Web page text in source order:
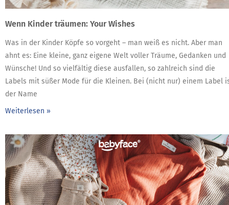
Wenn Kinder träumen: Your Wishes
Was in der Kinder Köpfe so vorgeht – man weiß es nicht. Aber man
ahnt es: Eine kleine, ganz eigene Welt voller Träume, Gedanken und
Wünsche! Und so vielfältig diese ausfallen, so zahlreich sind die
Labels mit süßer Mode für die Kleinen. Bei (nicht nur) einem Label
der Name
Weiterlesen »